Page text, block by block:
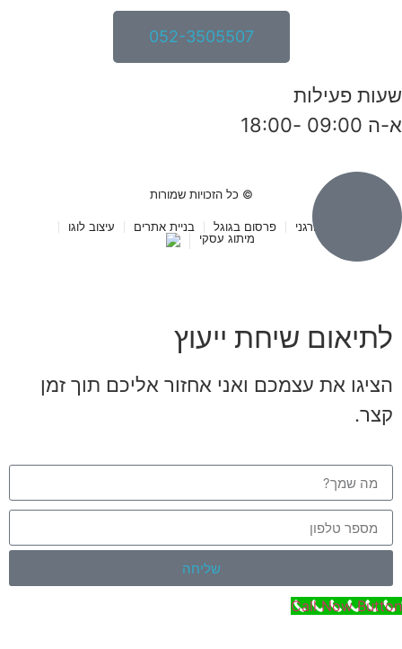
052-3505507
שעות פעילות
א-ה 09:00 -18:00
© כל הזכויות שמורות
קידום אורגני פרסום בגוגל בניית אתרים
עיצוב לוגו
מיתוג עסקי
לתיאום שיחת ייעוץ
הציגו את עצמכם ואני אחזור אליכם תוך זמן
קצר.
שליחה
Call Now Button